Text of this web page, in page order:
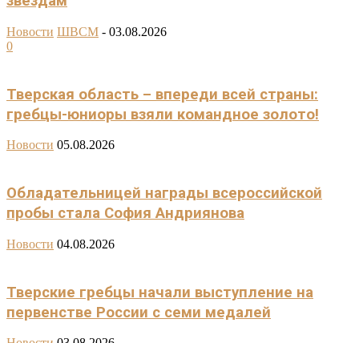
Новости ШВСМ - 03.08.2026
0
Тверская область – впереди всей страны:
гребцы-юниоры взяли командное золото!
Новости 05.08.2026
Обладательницей награды всероссийской
пробы стала София Андриянова
Новости 04.08.2026
Тверские гребцы начали выступление на
первенстве России с семи медалей